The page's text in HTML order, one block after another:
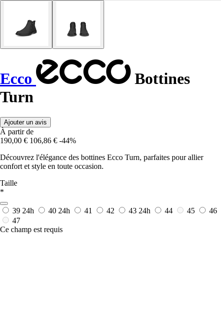
Ecco
Bottines
Turn
Ajouter un avis
À partir de
190,00 € 106,86 € -44%
Découvrez l'élégance des bottines Ecco Turn, parfaites pour allier
confort et style en toute occasion.
Taille
*
39 24h 40 24h 41 42 43 24h 44 45
46
47
Ce champ est requis